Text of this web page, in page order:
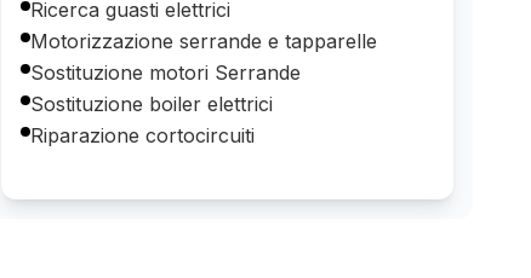
Ricerca guasti elettrici
Motorizzazione serrande e tapparelle
Sostituzione motori Serrande
Sostituzione boiler elettrici
Riparazione cortocircuiti